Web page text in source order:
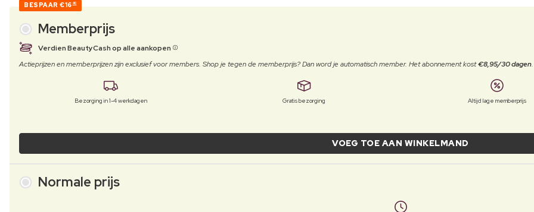
BESPAAR €16 40
Memberprijs
Verdien BeautyCash op alle aankopen
Actieprijzen en memberprijzen zijn exclusief voor members. Shop je tegen de memberprijs? Dan word je automatisch member. Het abonnement kost€8,95/30 dagen
Bezorging in 1-4 werkdagen Gratis bezorging Altijd lage memberprijs
VOEG TOE AAN WINKELMAND
Normale prijs